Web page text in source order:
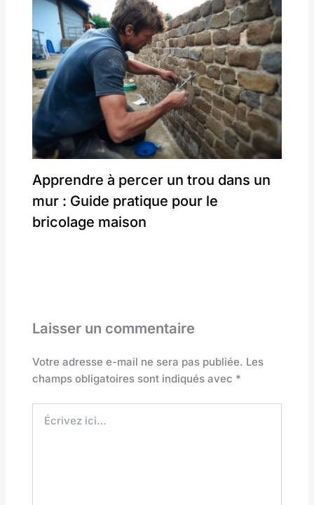
Apprendre à percer un trou dans un
mur : Guide pratique pour le
bricolage maison
Laisser un commentaire
Votre adresse e-mail ne sera pas publiée. Les
champs obligatoires sont indiqués avec *
ici…